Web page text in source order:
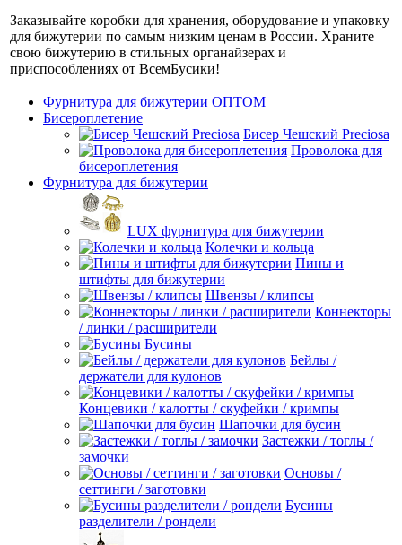
Заказывайте коробки для хранения, оборудование и упаковку
для бижутерии по самым низким ценам в России. Храните
свою бижутерию в стильных органайзерах и
приспособлениях от ВсемБусики!
Фурнитура для бижутерии ОПТОМ
Бисероплетение
Бисер Чешский Preciosa
Проволока для
бисероплетения
Фурнитура для бижутерии
LUX фурнитура для бижутерии
Колечки и кольца
Пины и
штифты для бижутерии
Швензы / клипсы
Коннекторы
/ линки / расширители
Бусины
Бейлы /
держатели для кулонов
Концевики / калотты / скуфейки / кримпы
Шапочки для бусин
Застежки / тоглы /
замочки
Основы /
сеттинги / заготовки
Бусины
разделители / рондели